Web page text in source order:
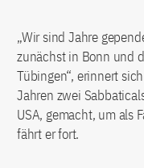
„Wir sind Jahre
zunächst in Bonn und
Tübingen“, erinnert
Jahren zwei
USA, gemacht, um als
fährt er fort.